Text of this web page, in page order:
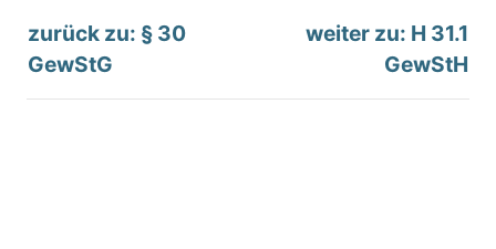
zurück zu: § 30
GewStG
weiter zu: H 31.1
GewStH